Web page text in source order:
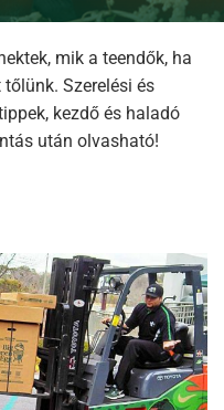
mik a teendők, ha
Szerelési és
kezdő és haladó
után olvasható!